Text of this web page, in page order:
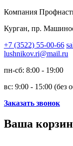
Компания
Курган, пр.
+7 (3522) 55-00-66
lushnikov.ri@mail.ru
пн-сб: 8:00 - 19:00
вс: 9:00 - 15:00 (без
Заказать звонок
Ваша